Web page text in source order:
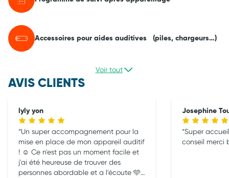
Accessoires pour aides auditives (piles, chargeurs…)
Voir tout
AVIS CLIENTS
lyly yon
Un super accompagnement pour la
mise en place de mon appareil auditif
! ☺️ Ce n'est pas un moment facile et
j'ai été heureuse de trouver des
personnes abordable et a l'écoute 🩵
Josephine
Super
conseil merci